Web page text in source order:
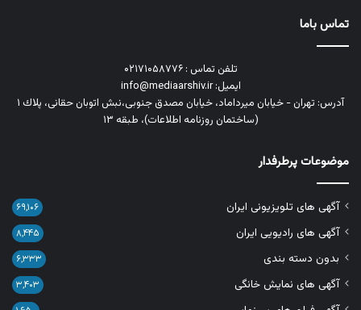
تماس باما
تلفن تماس : ۰۲۱۷۱۰۵۸۷۷۶
ایمیل: info@mediaarshiv.ir
آدرس: تهران - خیابان میرداماد، خیابان مصدق جنوبی،نبش اتوبان حقانی، پلاك ١
(ساختمان روزنامه اطلاعات)، طبقه ۱۳
موضوعات پرطرفدار
آگهی های تلویزیونی ایران ۶۹,۱۰۶
آگهی های رادیویی ایران ۸,۴۴۵
بدون دسته بندی ۶,۳۳۳
آگهی های نمایش خانگی ۳,۴۰۳